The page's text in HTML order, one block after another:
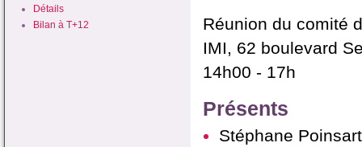
Réunion du comité
IMI, 62 boulevard
14h00 - 17h
Présents
Stéphane
Détails
Bilan à T+12